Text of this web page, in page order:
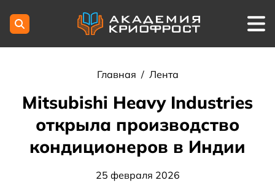
Главная / Лента
Mitsubishi Heavy Industries
открыла производство
кондиционеров в Индии
25 февраля 2026